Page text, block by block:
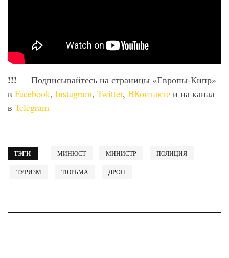
!!! — Подписывайтесь на страницы «Европы-Кипр»
в Facebook, Instagram, Twitter, ВКонтакте и на канал
в Telegram
ТЭГИ МИНЮСТ МИНИСТР ПОЛИЦИЯ
ТУРИЗМ ТЮРЬМА ДРОН